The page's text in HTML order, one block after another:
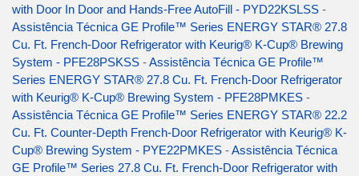
with Door In Door and Hands-Free AutoFill - PYD22KSLSS -
Assistência Técnica GE Profile™ Series ENERGY STAR® 27.8
Cu. Ft. French-Door Refrigerator with Keurig® K-Cup® Brewing
System - PFE28PSKSS -Assistência Técnica GE Profile™
Series ENERGY STAR® 27.8 Cu. Ft. French-Door Refrigerator
with Keurig® K-Cup® Brewing System - PFE28PMKES -
Assistência Técnica GE Profile™ Series ENERGY STAR® 22.2
Cu. Ft. Counter-Depth French-Door Refrigerator with Keurig® K-
Cup® Brewing System - PYE22PMKES -Assistência Técnica
GE Profile™ Series 27.8 Cu. Ft. French-Door Refrigerator with